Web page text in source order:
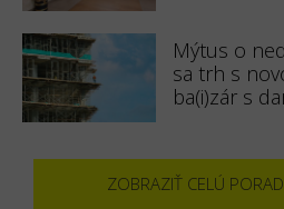
Mýtus o
sa trh s
ba(i)zár s
ZOBRAZIŤ CELÚ